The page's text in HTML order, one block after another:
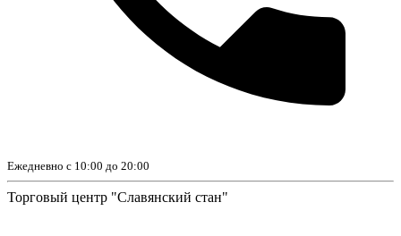
Ежедневно с 10:00 до 20:00
Торговый центр "Славянский стан"